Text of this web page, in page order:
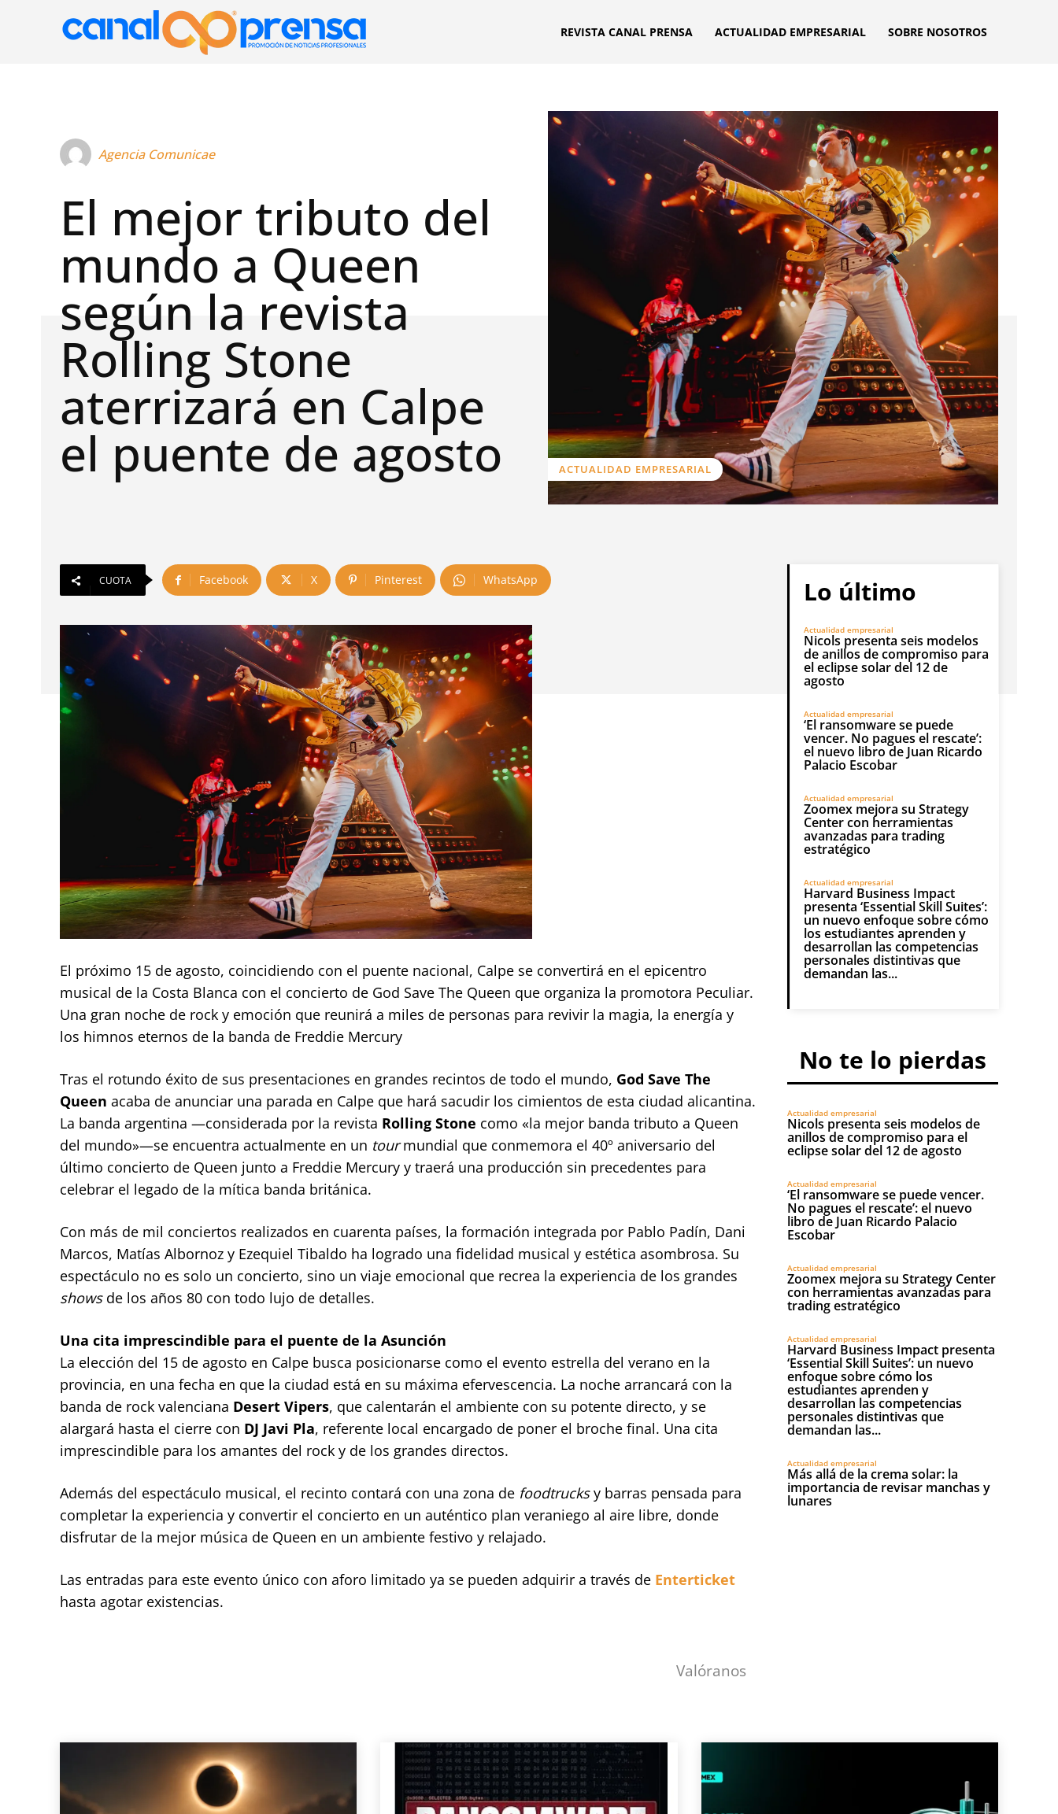
REVISTA CANAL PRENSA ACTUALIDAD EMPRESARIAL SOBRE NOSOTROS
Agencia Comunicae
El mejor tributo del
mundo a Queen
según la revista
Rolling Stone
aterrizará en Calpe
el puente de agosto ACTUALIDAD EMPRESARIAL
CUOTA Facebook X Pinterest WhatsApp
El próximo 15 de agosto, coincidiendo con el puente nacional, Calpe se convertirá en el epicentro
musical de la Costa Blanca con el concierto de God Save The Queen que organiza la promotora Peculiar.
Una gran noche de rock y emoción que reunirá a miles de personas para revivir la magia, la energía y
los himnos eternos de la banda de Freddie Mercury
Tras el rotundo éxito de sus presentaciones en grandes recintos de todo el mundo, God Save The
Queen acaba de anunciar una parada en Calpe que hará sacudir los cimientos de esta ciudad alicantina.
La banda argentina —considerada por la revista Rolling Stone como «la mejor banda tributo a Queen
del mundo»—se encuentra actualmente en un tourmundial que conmemora el 40º aniversario del
último concierto de Queen junto a Freddie Mercury y traerá una producción sin precedentes para
celebrar el legado de la mítica banda británica.
Con más de mil conciertos realizados en cuarenta países, la formación integrada por Pablo Padín, Dani
Marcos, Matías Albornoz y Ezequiel Tibaldo ha logrado una fidelidad musical y estética asombrosa. Su
espectáculo no es solo un concierto, sino un viaje emocional que recrea la experiencia de los grandes
shows de los años 80 con todo lujo de detalles.
Una cita imprescindible para el puente de la Asunción
La elección del 15 de agosto en Calpe busca posicionarse como el evento estrella del verano en la
provincia, en una fecha en que la ciudad está en su máxima efervescencia. La noche arrancará con la
banda de rock valenciana Desert Vipers, que calentarán el ambiente con su potente directo, y se
alargará hasta el cierre con DJ Javi Pla, referente local encargado de poner el broche final. Una cita
imprescindible para los amantes del rock y de los grandes directos.
Además del espectáculo musical, el recinto contará con una zona de foodtrucksy barras pensada para
completar la experiencia y convertir el concierto en un auténtico plan veraniego al aire libre, donde
disfrutar de la mejor música de Queen en un ambiente festivo y relajado.
Las entradas para este evento único con aforo limitado ya se pueden adquirir a través de Enterticket
hasta agotar existencias.
Valóranos
Lo último
Actualidad empresarial
Nicols presenta seis modelos
de anillos de compromiso para
el eclipse solar del 12 de
agosto
Actualidad empresarial
‘El ransomware se puede
vencer. No pagues el rescate’:
el nuevo libro de Juan Ricardo
Palacio Escobar
Actualidad empresarial
Zoomex mejora su Strategy
Center con herramientas
avanzadas para trading
estratégico
Actualidad empresarial
Harvard Business Impact
presenta ‘Essential Skill Suites’:
un nuevo enfoque sobre cómo
los estudiantes aprenden y
desarrollan las competencias
personales distintivas que
demandan las...
No te lo pierdas
Actualidad empresarial
Nicols presenta seis modelos de
anillos de compromiso para el
eclipse solar del 12 de agosto
Actualidad empresarial
‘El ransomware se puede vencer.
No pagues el rescate’: el nuevo
libro de Juan Ricardo Palacio
Escobar
Actualidad empresarial
Zoomex mejora su Strategy Center
con herramientas avanzadas para
trading estratégico
Actualidad empresarial
Harvard Business Impact presenta
‘Essential Skill Suites’: un nuevo
enfoque sobre cómo los
estudiantes aprenden y
desarrollan las competencias
personales distintivas que
demandan las...
Actualidad empresarial
Más allá de la crema solar: la
importancia de revisar manchas y
lunares